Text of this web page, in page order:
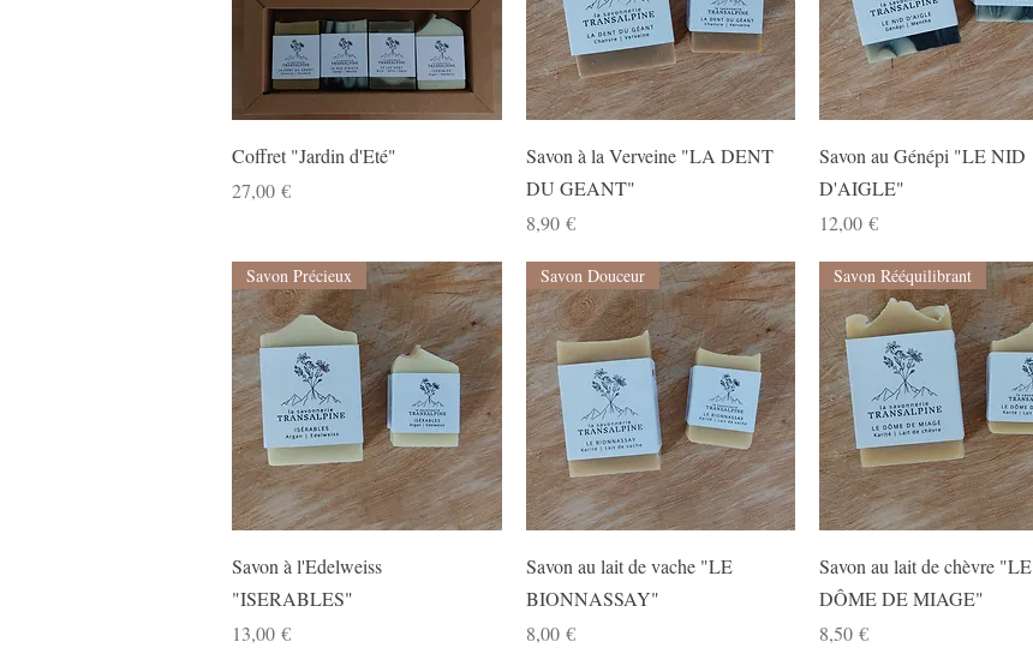
Aperçu rapide
Coffret "Jardin d'Eté"
Prix
27,00 €
Aperçu rapide
Savon à la Verveine "LA DENT
DU GEANT"
Prix
8,90 €
Aperçu rapide
Savon au Génépi "LE NID
D'AIGLE"
Prix
12,00 €
Aperçu rapide
Savon Précieux
Savon à l'Edelweiss
"ISERABLES"
Prix
13,00 €
Aperçu rapide
Savon Douceur
Savon au lait de vache "LE
BIONNASSAY"
Prix
8,00 €
Aperçu rapide
Savon Rééquilibrant
Savon au lait de chèvre "LE
DÔME DE MIAGE"
Prix
8,50 €